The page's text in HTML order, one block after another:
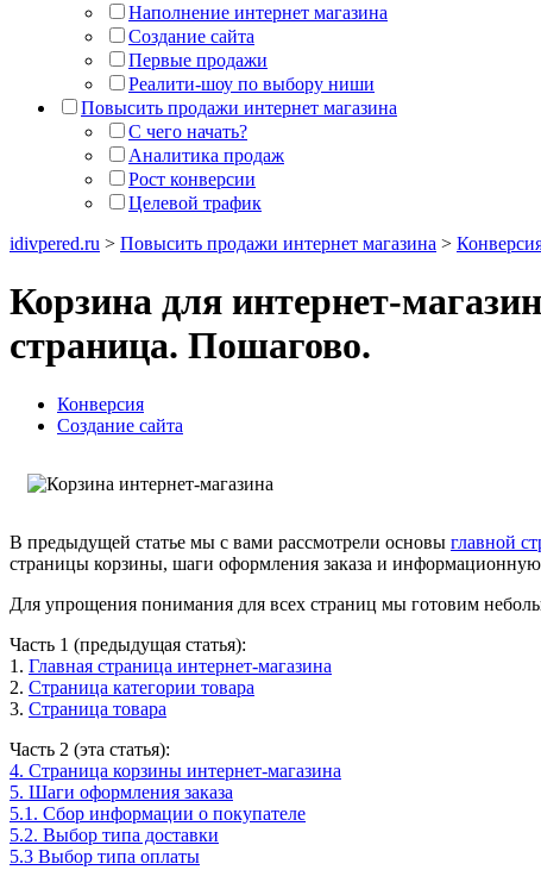
Наполнение интернет магазина
Создание сайта
Первые продажи
Реалити-шоу по выбору ниши
Повысить продажи интернет магазина
С чего начать?
Аналитика продаж
Рост конверсии
Целевой трафик
idivpered.ru > Повысить продажи интернет магазина >
Корзина для интернет-
страница. Пошагово.
Конверсия
Создание сайта
В предыдущей статье мы с вами рассмотрели основы главной
страницы корзины, шаги оформления заказа и информационную
Для упрощения понимания для всех страниц мы готовим
Часть 1 (предыдущая статья):
1. Главная страница интернет-магазина
2. Страница категории товара
3. Страница товара
Часть 2 (эта статья):
4. Страница корзины интернет-магазина
5. Шаги оформления заказа
5.1. Сбор информации о покупателе
5.2. Выбор типа доставки
5.3 Выбор типа оплаты